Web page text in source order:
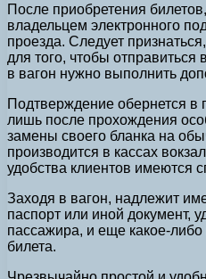
После приобретения
владельцем электронного
проезда. Следует
для того, чтобы отправиться
в вагон нужно выполнить
Подтверждение обернется в
лишь после прохождения
замены своего бланка на
производится в кассах
удобства клиентов имеются
Заходя в вагон, надлежит
паспорт или иной документ,
пассажира, и еще какое-
билета.